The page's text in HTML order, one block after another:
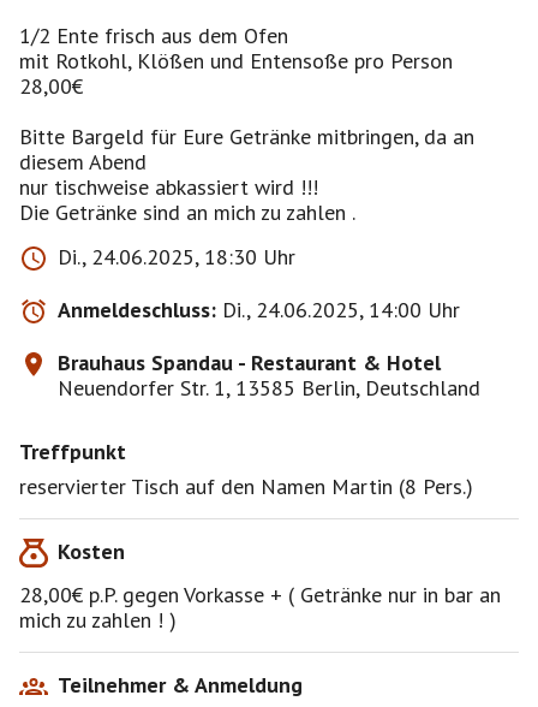
1/2 Ente frisch aus dem Ofen
mit Rotkohl, Klößen und Entensoße pro Person
28,00€
Bitte Bargeld für Eure Getränke mitbringen, da an
diesem Abend
nur tischweise abkassiert wird !!!
Die Getränke sind an mich zu zahlen .
Di., 24.06.2025, 18:30 Uhr
Anmeldeschluss: Di., 24.06.2025, 14:00 Uhr
Brauhaus Spandau - Restaurant & Hotel
Neuendorfer Str. 1, 13585 Berlin, Deutschland
Treffpunkt
reservierter Tisch auf den Namen Martin (8 Pers.)
Kosten
28,00€ p.P. gegen Vorkasse + ( Getränke nur in bar an
mich zu zahlen ! )
Teilnehmer & Anmeldung